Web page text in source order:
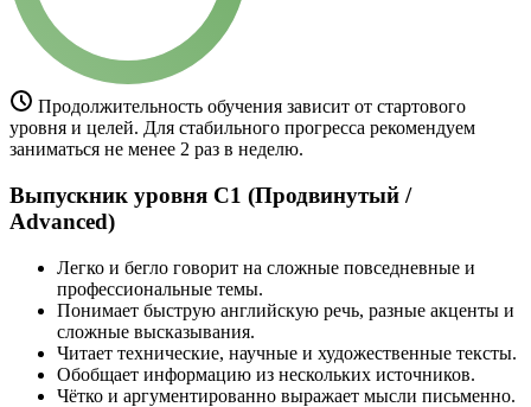
Продолжительность обучения зависит от стартового
уровня и целей. Для стабильного прогресса рекомендуем
заниматься не менее 2 раз в неделю.
Выпускник уровня C1 (Продвинутый /
Advanced)
Легко и бегло говорит на сложные повседневные и
профессиональные темы.
Понимает быструю английскую речь, разные акценты и
сложные высказывания.
Читает технические, научные и художественные тексты.
Обобщает информацию из нескольких источников.
Чётко и аргументированно выражает мысли письменно.